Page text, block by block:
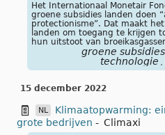
Het Internationaal Monetair
groene subsidies landen doen
protectionisme”. Dat maakt
landen om toegang te krijgen
hun uitstoot van
groene subsidies
technologie ,
15 december 2022
NL
Klimaatopwarming:
grote bedrijven - Climaxi